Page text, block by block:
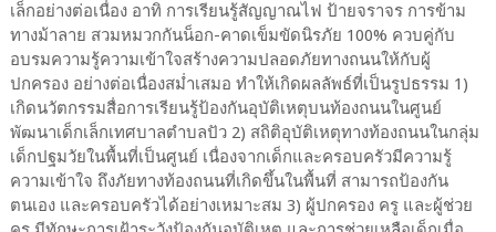
เล็กอย่างต่อเนื่อง อาทิ การเรียนรู้สัญญาณไฟ ป้ายจราจร การข้าม
ทางม้าลาย สวมหมวกกันน็อก-คาดเข็มขัดนิรภัย 100% ควบคู่กับ
อบรมความรู้ความเข้าใจสร้างความปลอดภัยทางถนนให้กับผู้
ปกครอง อย่างต่อเนื่องสม่ำเสมอ ทำให้เกิดผลลัพธ์ที่เป็นรูปธรรม 1)
เกิดนวัตกรรมสื่อการเรียนรู้ป้องกันอุบัติเหตุบนท้องถนนในศูนย์
พัฒนาเด็กเล็กเทศบาลตำบลปัว 2) สถิติอุบัติเหตุทางท้องถนนในกลุ่ม
เด็กปฐมวัยในพื้นที่เป็นศูนย์ เนื่องจากเด็กและครอบครัวมีความรู้
ความเข้าใจ ถึงภัยทางท้องถนนที่เกิดขึ้นในพื้นที่ สามารถป้องกัน
ตนเอง และครอบครัวได้อย่างเหมาะสม 3) ผู้ปกครอง ครู และผู้ช่วย